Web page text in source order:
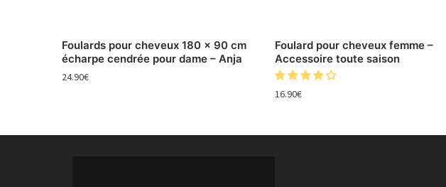
Foulards pour cheveux 180 x 90 cm
écharpe cendrée pour dame – Anja
24.90€
Foulard pour cheveux femme –
Accessoire toute saison
16.90€